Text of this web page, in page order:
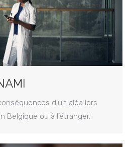
d’un aléa lors
Belgique ou à l’étranger.